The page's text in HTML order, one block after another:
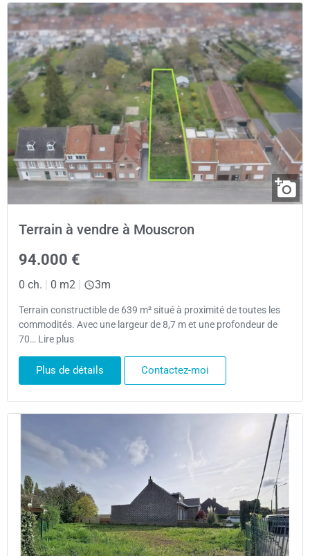
Terrain à vendre à Mouscron
94.000 €
0 ch. | 0 m2 | 3m
Terrain constructible de 639 m² situé à proximité de toutes les
commodités. Avec une largeur de 8,7 m et une profondeur de
70… Lire plus
Plus de détails Contactez-moi